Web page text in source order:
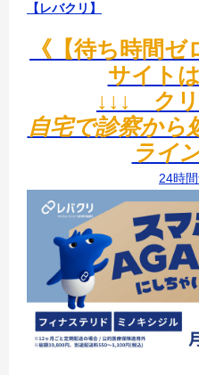
【レバクリ】
《【待ち時間
サイト
↓↓↓ ク
自宅で診察から
ライ
24時